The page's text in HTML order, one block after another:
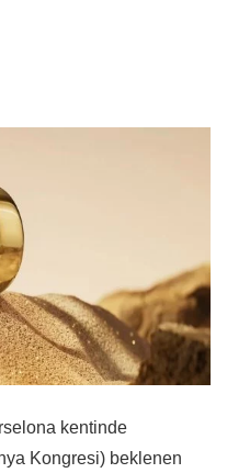
kentinde
Kongresi) beklenen